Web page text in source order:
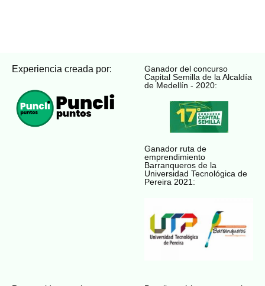
Experiencia creada por:
Ganador del concurso
Capital Semilla de la Alcaldía
de Medellín - 2020:
Ganador ruta de
emprendimiento
Barranqueros de la
Universidad Tecnológica de
Pereira 2021: